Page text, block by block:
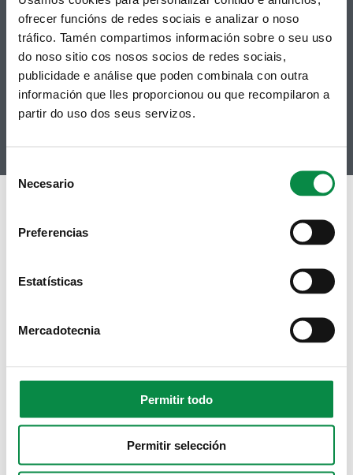
ofrecer funcións de redes sociais e analizar o noso
tráfico. Tamén compartimos información sobre o seu uso
do noso sitio cos nosos socios de redes sociais,
publicidade e análise que poden combinala con outra
información que lles proporcionou ou que recompilaron a
partir do uso dos seus servizos.
Selection
Necesario
Preferencias
Estatísticas
Mercadotecnia
Permitir todo
Permitir selección
Facebook
Twitter
Telegram
RSS
Youtube
Aviso Legal
Accesibilidade
Mapa web
Contacto
Hemeroteca